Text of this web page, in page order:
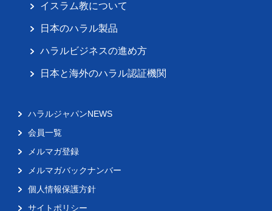
イスラム教について
日本のハラル製品
ハラルビジネスの進め方
日本と海外のハラル認証機関
ハラルジャパンNEWS
会員一覧
メルマガ登録
メルマガバックナンバー
個人情報保護方針
サイトポリシー